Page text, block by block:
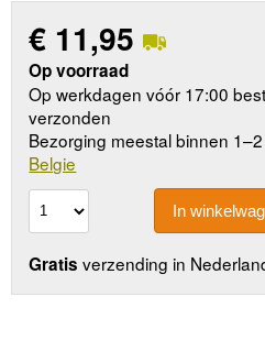
€ 11,95
Op voorraad
Op werkdagen vóór 17:00
verzonden
Bezorging meestal binnen
Belgie
In
Gratis verzending in